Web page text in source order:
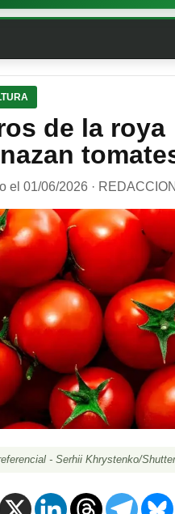
de la roya
el 01/06/2026 · REDACCION
- Serhii Khrystenko/